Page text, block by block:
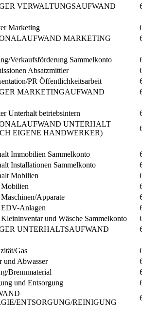
VERWALTUNGSAUFWAND
Marketing
MARKETING
Verkaufsförderung Sammelkonto
Absatzmittler
PR Öffentlichkeitsarbeit
MARKETINGAUFWAND
Unterhalt betriebsintern
UNTERHALT
EIGENE HANDWERKER)
Immobilien Sammelkonto
Installationen Sammelkonto
Mobilien
Mobilien
Apparate
EDV-Anlagen
und Wäsche Sammelkonto
UNTERHALTSAUFWAND
Gas
und Abwasser
Brennmaterial
und Entsorgung
ENTSORGUNG/REINIGUNG